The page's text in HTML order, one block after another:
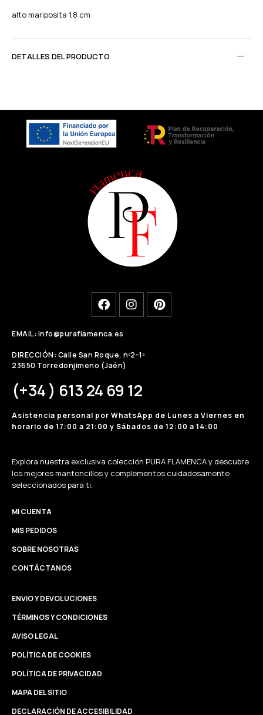
alto mariposita 1.8 cm
DETALLES DEL PRODUCTO
EMAIL: info@puraflamenca.es
DIRECCIÓN: Calle San Roque, nº2-1º
23650 Torredonjimeno (Jaén)
(+34 ) 613 24 69 12
Asistencia personal por WhatsApp de Lunes a Viernes en
horario de 17:00 a 21:00 y Sábados de 12:00 a 14:00
Explora nuestra exclusiva colección PURA FLAMENCA y descubre
los mejores mantoncillos y complementos cuidadosamente
seleccionados para ti.
MI CUENTA
MIS PEDIDOS
SOBRE NOSOTRAS
CONTÁCTANOS
ENVIO Y DEVOLUCIONES
TÉRMINOS Y CONDICIONES
AVISO LEGAL
POLÍTICA DE COOKIES
POLÍTICA DE PRIVACIDAD
MAPA DEL SITIO
DECLARACIÓN DE ACCESIBILIDAD